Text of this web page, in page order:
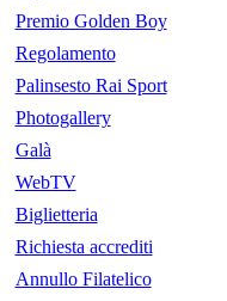
Premio Golden Boy
Regolamento
Palinsesto Rai Sport
Photogallery
Galà
WebTV
Biglietteria
Richiesta accrediti
Annullo Filatelico